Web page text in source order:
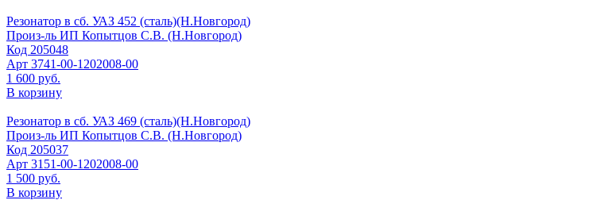
Резонатор в сб. УАЗ 452 (сталь)(Н.Новгород)
Произ-ль ИП Копытцов С.В. (Н.Новгород)
Код 205048
Арт 3741-00-1202008-00
1 600 руб.
В корзину
Резонатор в сб. УАЗ 469 (сталь)(Н.Новгород)
Произ-ль ИП Копытцов С.В. (Н.Новгород)
Код 205037
Арт 3151-00-1202008-00
1 500 руб.
В корзину